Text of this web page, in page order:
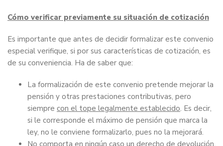
Cómo verificar previamente su situación de cotización
Es importante que antes de decidir formalizar este convenio
especial verifique, si por sus características de cotización, es
de su conveniencia. Ha de saber que:
La formalización de este convenio pretende mejorar la
pensión y otras prestaciones contributivas, pero
siempre con el tope legalmente establecido. Es decir,
si le corresponde el máximo de pensión que marca la
ley, no le conviene formalizarlo, pues no la mejorará.